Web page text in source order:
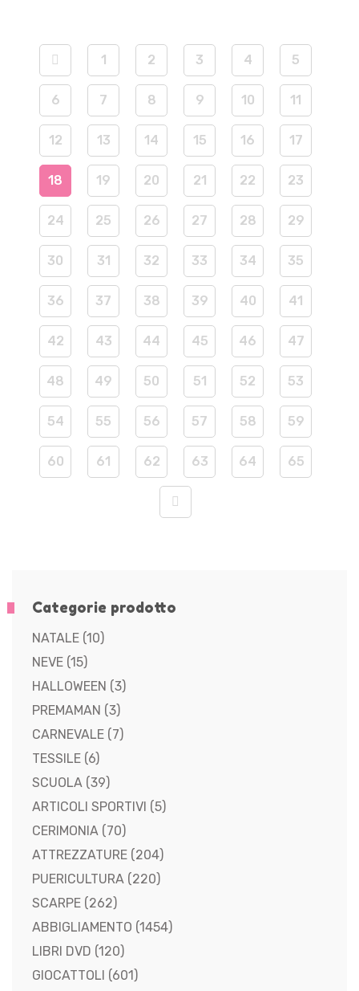
1 2 3 4 5
6 7 8 9 10 11
12 13 14 15 16 17
18 19 20 21 22 23
24 25 26 27 28 29
30 31 32 33 34 35
36 37 38 39 40 41
42 43 44 45 46 47
48 49 50 51 52 53
54 55 56 57 58 59
60 61 62 63 64 65
Categorie prodotto
NATALE (10)
NEVE (15)
HALLOWEEN (3)
PREMAMAN (3)
CARNEVALE (7)
TESSILE (6)
SCUOLA (39)
ARTICOLI SPORTIVI (5)
CERIMONIA (70)
ATTREZZATURE (204)
PUERICULTURA (220)
SCARPE (262)
ABBIGLIAMENTO (1454)
LIBRI DVD (120)
GIOCATTOLI (601)